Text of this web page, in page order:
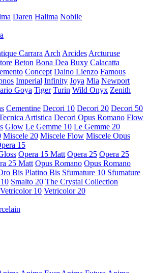
Daren Halima Nobile
Carrara Arch Arcides Arcturuse
Beton Bona Dea Buxy Calacatta
Concept Daino Lienzo Famous
Imperial Infinity Joya Mia Newport
Goya Tiger Turin Wild Onyx Zenith
Cementine Decori 10 Decori 20 Decori 50
Artistica Decori Opus Romano Flow
Glow Le Gemme 10 Le Gemme 20
Miscele 20 Miscele Flow Miscele Opus
15
Opera 15 Matt Opera 25 Opera 25
25 Matt Opus Romano Opus Romano
Bis Platino Bis Sfumature 10 Sfumature
Smalto 20 The Crystal Collection
Vetricolor 10 Vetricolor 20